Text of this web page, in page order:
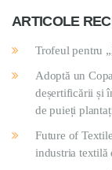
ARTICOLE
Trofeul pentru
Adoptă un
deșertificării și
de puieți
Future of
industria textilă